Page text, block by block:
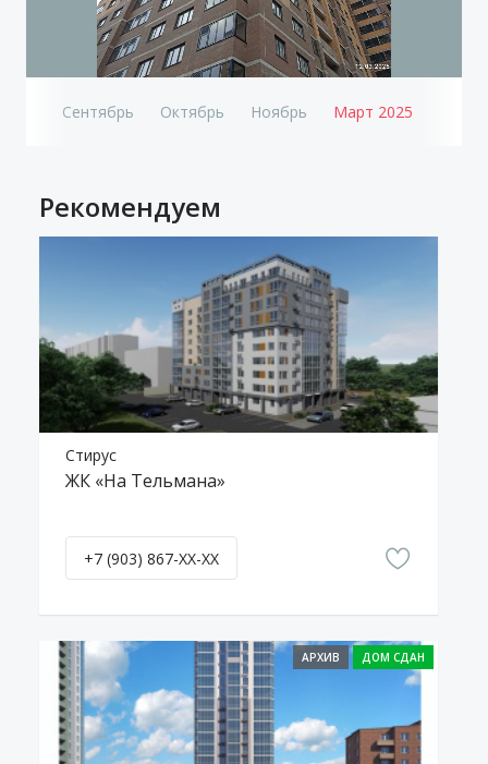
Сентябрь Октябрь Ноябрь Март 2025
Рекомендуем
Стирус
ЖК «На Тельмана»
+7 (903) 867-XX-XX
АРХИВ